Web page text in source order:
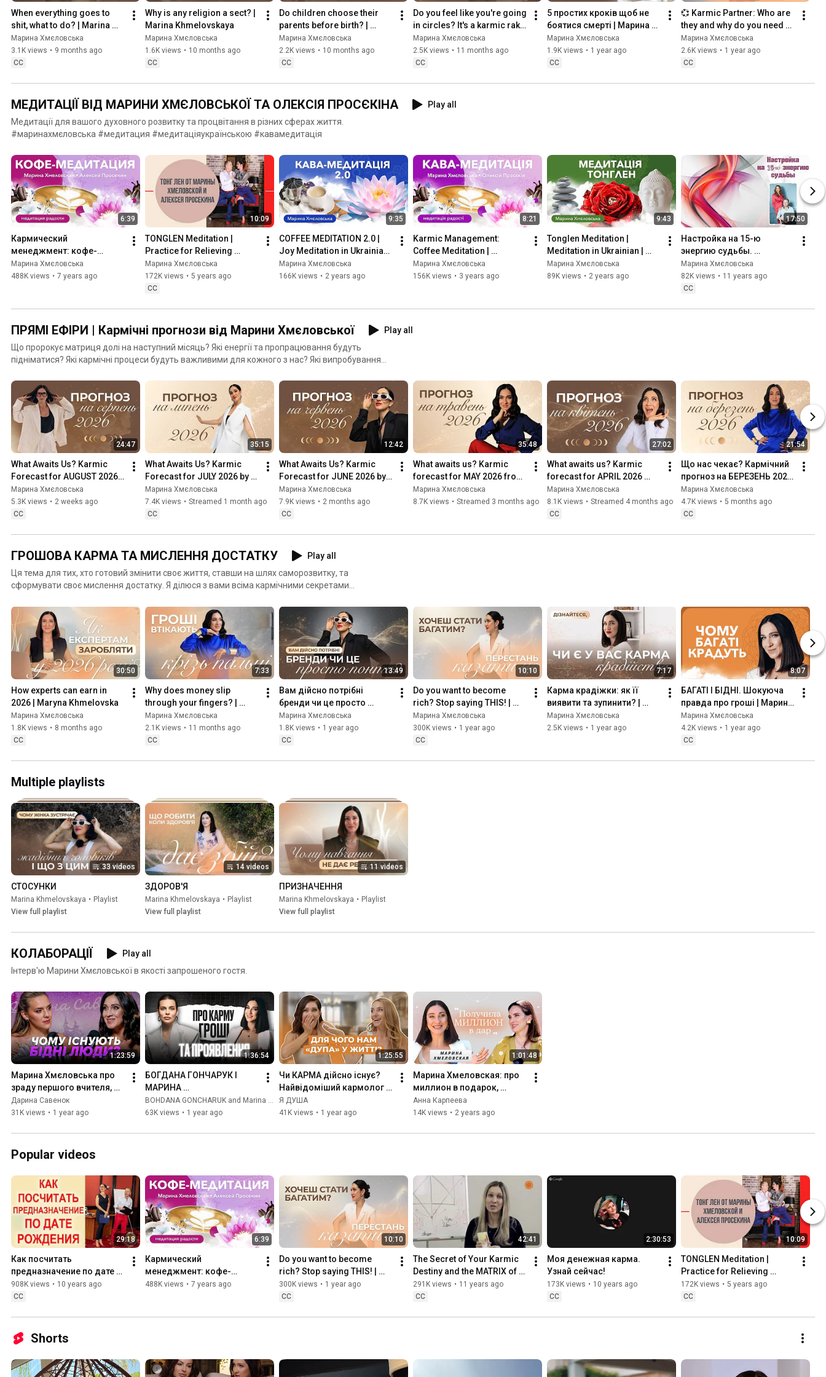
#changeyourlife#karmologist #marinakhmelovskaya
When everything goes to
shit, what to do? | Marina
Khmelovskaya
Марина Хмєловська
3.1K views • 9 months ago
CC
Why is any religion a sect? |
Marina Khmelovskaya
Марина Хмєловська
1.6K views • 10 months ago
CC
Do children choose their
parents before birth? |
Marina Khmelovskaya
Марина Хмєловська
2.2K views • 10 months ago
CC
Do you feel like you're going
in circles? It's a karmic rake
| Marina Khmelovskaya
Марина Хмєловська
2.5K views • 11 months ago
CC
5 простих кроків щоб не
боятися смерті | Марина
Хмєловська
Марина Хмєловська
1.9K views • 1 year ago
CC
💞 Karmic Partner: Who are
they and why do you need
one | Maryna Khmelovska
Марина Хмєловська
2.6K views • 1 year ago
CC
МЕДИТАЦІЇ ВІД МАРИНИ ХМЄЛОВСЬКОЇ ТА ОЛЕКСІЯ ПРОСЄКІНА
Play all
Медитації для вашого духовного розвитку та процвітання в різних сферах життя.
#маринахмєловська #медитация #медитаціяукраїнською #кавамедитація
6:39
Кармический
менеджмент: кофе-
медитация | Марина
Хмеловская и Алексей
Марина Хмєловська
488K views • 7 years ago
10:09
TONGLEN Meditation |
Practice for Relieving
Suffering | Marina
Khmelovskaya and Alexey
Prosekin
Марина Хмєловська
172K views • 5 years ago
CC
9:35
COFFEE MEDITATION 2.0 |
Joy Meditation in Ukrainian |
Maryna Khmelovska
Марина Хмєловська
166K views • 2 years ago
8:21
Karmic Management:
Coffee Meditation |
Meditation in Ukrainian |
Maryna Khmelovska
Марина Хмєловська
156K views • 3 years ago
9:43
Tonglen Meditation |
Meditation in Ukrainian |
Maryna Khmelovska
Марина Хмєловська
89K views • 2 years ago
17:50
Настройка на 15-ю
энергию судьбы.
Активация
Марина Хмєловська
82K views • 11 years ago
CC
ПРЯМІ ЕФІРИ | Кармічні прогнози від Марини Хмєловської
Play all
Що пророкує матриця долі на наступний місяць? Які енергії та пропрацювання будуть
підніматися? Які кармічні процеси будуть важливими для кожного з нас? Які випробування
гармонізувати всі сфери свого життя? Відповіді на всі ці питання - щомісяця дивись на
каналі.
24:47
What Awaits Us? Karmic
Forecast for AUGUST 2026
by Maryna Khmelovska
Марина Хмєловська
5.3K views • 2 weeks ago
CC
35:15
What Awaits Us? Karmic
Forecast for JULY 2026 by
Maryna Khmelovska
Марина Хмєловська
7.4K views • Streamed 1 month ago
CC
12:42
What Awaits Us? Karmic
Forecast for JUNE 2026 by
Maryna Khmelovska
Марина Хмєловська
7.9K views • 2 months ago
CC
35:48
What awaits us? Karmic
forecast for MAY 2026 from
Marina Khmelovskaya
Марина Хмєловська
8.7K views • Streamed 3 months ago
27:02
What awaits us? Karmic
forecast for APRIL 2026
from Marina Khmelovskaya
Марина Хмєловська
8.1K views • Streamed 4 months ago
CC
21:54
Що нас чекає? Кармічний
прогноз на БЕРЕЗЕНЬ 2026
року від Марини
Хмєловської
Марина Хмєловська
4.7K views • 5 months ago
CC
ГРОШОВА КАРМА ТА МИСЛЕННЯ ДОСТАТКУ
Play all
Ця тема для тих, хто готовий змінити своє життя, ставши на шлях саморозвитку, та
сформувати своє мислення достатку. Я ділюся з вами всіма кармічними секретами
і грошова карма. У чому полягає психологія багатства та грошове мислення. Кармічні закони
грошей, практики та опрацювання для тих, хто готовий вийти на новий фінансовий рівень.
#маринахмєловська #усвідомленість #грошовакарма #мисленнядостатку
30:50
How experts can earn in
2026 | Maryna Khmelovska
Марина Хмєловська
1.8K views • 8 months ago
CC
7:33
Why does money slip
through your fingers? |
Marina Khmelovskaya
Марина Хмєловська
2.1K views • 11 months ago
CC
13:49
Вам дійсно потрібні
бренди чи це просто
понти? | Марина
Хмєловська
Марина Хмєловська
1.8K views • 1 year ago
CC
10:10
Do you want to become
rich? Stop saying THIS! |
Marina Khmelovskaya
Марина Хмєловська
300K views • 1 year ago
CC
7:17
Карма крадіжки: як її
виявити та зупинити? |
Марина Хмєловська
Марина Хмєловська
2.5K views • 1 year ago
8:07
БАГАТІ І БІДНІ. Шокуюча
правда про гроші | Марина
Хмєловська
Марина Хмєловська
4.2K views • 1 year ago
CC
Multiple playlists
33 videos
СТОСУНКИ
Мarina Khmelovskaya • Playlist
View full playlist
14 videos
ЗДОРОВ'Я
Мarina Khmelovskaya • Playlist
View full playlist
11 videos
ПРИЗНАЧЕННЯ
Мarina Khmelovskaya • Playlist
View full playlist
КОЛАБОРАЦІЇ
Play all
Інтерв'ю Марини Хмєловської в якості запрошеного гостя.
1:23:59
Марина Хмєловська про
зраду першого вчителя,
буддизм та грошову карму
Дарина Савенок
31K views • 1 year ago
1:36:54
БОГДАНА ГОНЧАРУК І
МАРИНА
ХМЕЛОВСЬКА.ЕКСКЛЮЗИВ
НЕ ІНТЕРВ"Ю: СЕКРЕТИ
ЗАКОНИ.ЕНЕРГІЯ
BOHDANA GONCHARUK and Мarina Khmelovskaya
63K views • 1 year ago
1:25:55
Чи КАРМА дійсно існує?
Найвідоміший кармолог
країни Марина
Хмєловська
Я ДУША
41K views • 1 year ago
1:01:48
Марина Хмеловская: про
миллион в подарок,
хейтеров и карму Украины
Анна Карпеева
14K views • 2 years ago
Popular videos
29:18
Как посчитать
предназначение по дате
рождения? МАТРИЦА
СУДЬБЫ
908K views • 10 years ago
CC
6:39
Кармический
менеджмент: кофе-
медитация | Марина
488K views • 7 years ago
10:10
Do you want to become
rich? Stop saying THIS! |
Marina Khmelovskaya
300K views • 1 year ago
CC
42:41
The Secret of Your Karmic
Destiny and the MATRIX of
FATE. Part 2
291K views • 11 years ago
CC
2:30:53
Моя денежная карма.
Узнай сейчас!
173K views • 10 years ago
CC
10:09
TONGLEN Meditation |
Practice for Relieving
Suffering | Marina
Khmelovskaya and Alexey
172K views • 5 years ago
CC
Shorts